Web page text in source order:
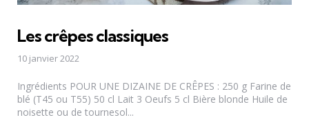
Les crêpes classiques
10 janvier 2022
Ingrédients POUR UNE DIZAINE DE CRÊPES : 250 g Farine de
blé (T45 ou T55) 50 cl Lait 3 Oeufs 5 cl Bière blonde Huile de
noisette ou de tournesol...